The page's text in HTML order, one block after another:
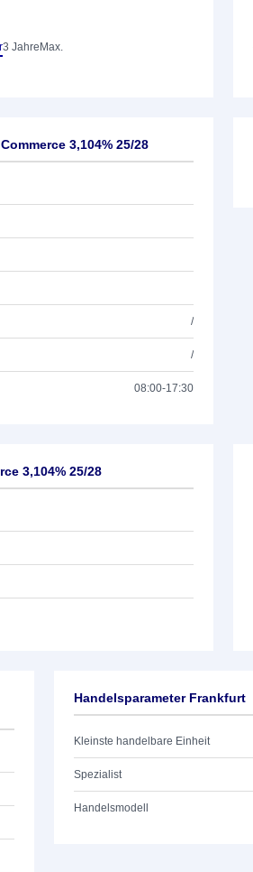
3 Jahre Max.
3,104% 25/28
/
/
08:00-17:30
3,104% 25/28
Handelsparameter Frankfurt
Kleinste handelbare Einheit
Spezialist
Handelsmodell